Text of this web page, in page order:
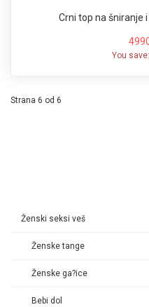
Crni top na šniranje
You save:
Strana 6 od 6
Ženski seksi veš
Ženske tange
Ženske ga?ice
Bebi dol